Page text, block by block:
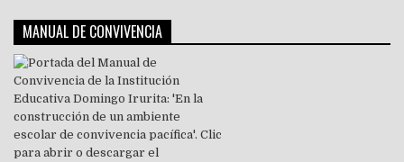
MANUAL DE CONVIVENCIA